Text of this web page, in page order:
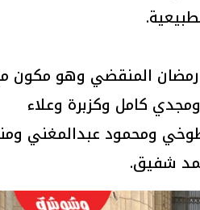
المنقضي وهو مكون
ومجدي كامل وكزبرة وعلاء
ومحمود عبدالمغني
شفيق.